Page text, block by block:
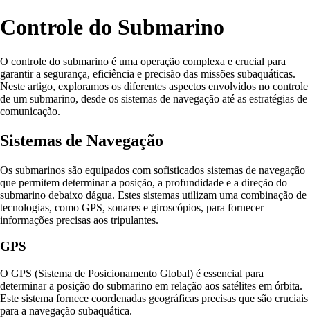
Controle do Submarino
O controle do submarino é uma operação complexa e crucial para
garantir a segurança, eficiência e precisão das missões subaquáticas.
Neste artigo, exploramos os diferentes aspectos envolvidos no controle
de um submarino, desde os sistemas de navegação até as estratégias de
comunicação.
Sistemas de Navegação
Os submarinos são equipados com sofisticados sistemas de navegação
que permitem determinar a posição, a profundidade e a direção do
submarino debaixo dágua. Estes sistemas utilizam uma combinação de
tecnologias, como GPS, sonares e giroscópios, para fornecer
informações precisas aos tripulantes.
GPS
O GPS (Sistema de Posicionamento Global) é essencial para
determinar a posição do submarino em relação aos satélites em órbita.
Este sistema fornece coordenadas geográficas precisas que são cruciais
para a navegação subaquática.